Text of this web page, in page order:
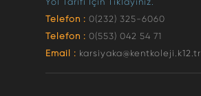
Telefon : 0(232) 325-6060
Telefon : 0(553) 042 54 71
Email : karsiyaka@kentkoleji.k12.tr